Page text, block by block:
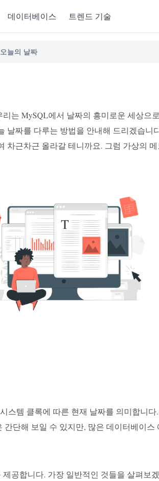
데이터베이스 트렌드 기술
늘의 날짜
는 MySQL에서 날짜의 흥미로운 세상으
날짜를 다루는 방법을 안내해 드리겠습니
차근차근 올라갈 테니까요. 그럼 가상의
스템 클록에 따른 현재 날짜를 의미합니
단해 보일 수 있지만, 많은 데이터베이
공합니다. 가장 일반적인 것들을 살펴보